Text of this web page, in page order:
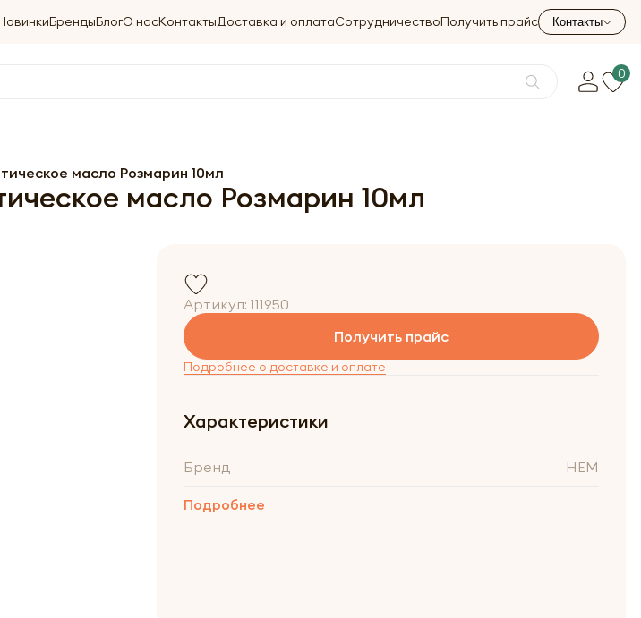
БрендыБлогО насКонтактыДоставка и оплатаСотрудничествоПолучить прайс Контакты
0
масло Розмарин 10мл
масло Розмарин 10мл
Артикул: 111950
Получить прайс
Подробнее о доставке и оплате
Характеристики
Бренд HEM
Подробнее